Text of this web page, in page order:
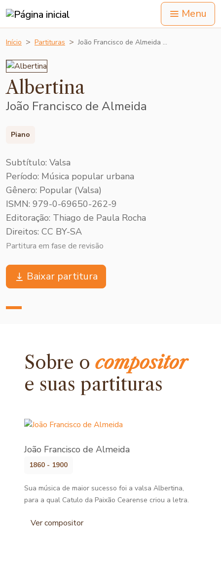
Menu
Início Partituras João Francisco de Almeida …
Albertina
João Francisco de Almeida
Piano
Subtítulo: Valsa
Período: Música popular urbana
Gênero: Popular (Valsa)
ISMN: 979-0-69650-262-9
Editoração: Thiago de Paula Rocha
Direitos: CC BY-SA
Partitura em fase de revisão
Baixar partitura
Sobre ocompositor
e suas partituras
João Francisco de Almeida
1860 - 1900
Sua música de maior sucesso foi a valsa Albertina,
para a qual Catulo da Paixão Cearense criou a letra.
Ver compositor